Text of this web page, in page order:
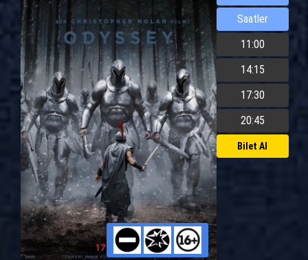
Saatler
11:00
14:15
17:30
20:45
Bilet Al